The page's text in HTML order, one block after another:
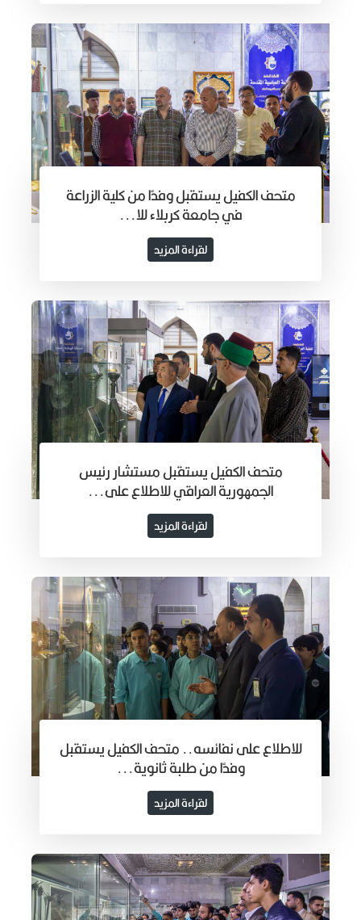
متحف الكفيل يستقبل وفدًا من كلية الزراعة
في جامعة كربلاء للا...
لقراءة المزيد
متحف الكفيل يستقبل مستشار رئيس
الجمهورية العراقي للاطلاع على...
لقراءة المزيد
للاطلاع على نفائسه.. متحف الكفيل يستقبل
وفدًا من طلبة ثانوية...
لقراءة المزيد